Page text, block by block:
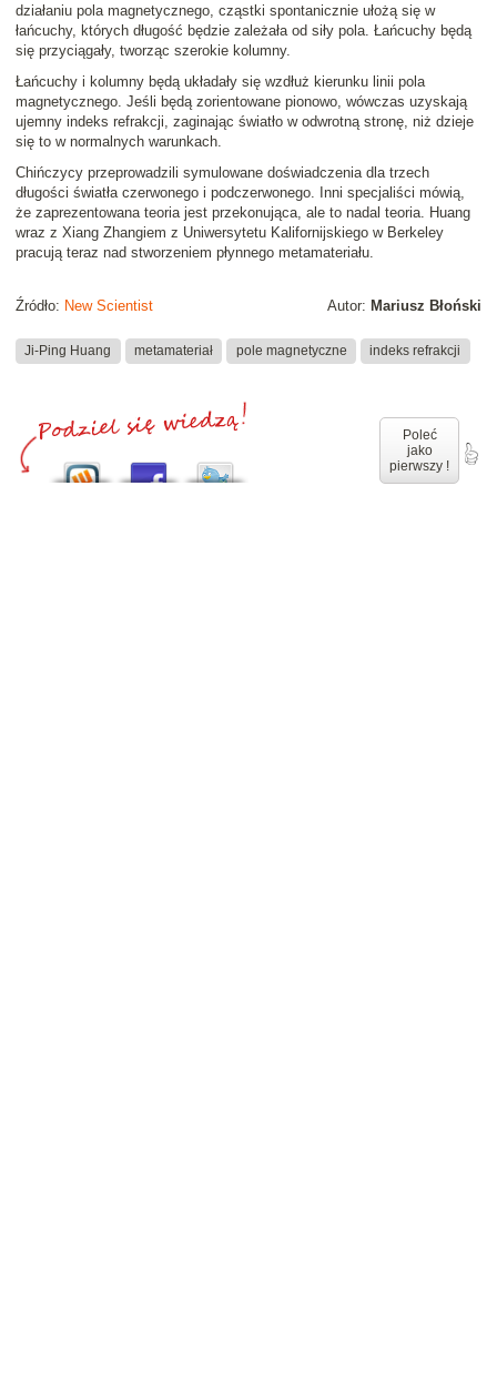
działaniu pola magnetycznego, cząstki spontanicznie ułożą się w
łańcuchy, których długość będzie zależała od siły pola. Łańcuchy będą
się przyciągały, tworząc szerokie kolumny.
Łańcuchy i kolumny będą układały się wzdłuż kierunku linii pola
magnetycznego. Jeśli będą zorientowane pionowo, wówczas uzyskają
ujemny indeks refrakcji, zaginając światło w odwrotną stronę, niż dzieje
się to w normalnych warunkach.
Chińczycy przeprowadzili symulowane doświadczenia dla trzech
długości światła czerwonego i podczerwonego. Inni specjaliści mówią,
że zaprezentowana teoria jest przekonująca, ale to nadal teoria. Huang
wraz z Xiang Zhangiem z Uniwersytetu Kalifornijskiego w Berkeley
pracują teraz nad stworzeniem płynnego metamateriału.
Autor: Mariusz Błoński
Źródło: New Scientist
Ji-Ping Huang metamateriał pole magnetyczne indeks refrakcji
Poleć
jako
pierwszy !